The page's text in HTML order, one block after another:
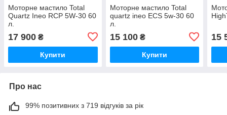
Моторне мастило Total
Quartz Ineo RCP 5W-30 60
л.
17 900 ₴
Купити
Моторне мастило Total
quartz ineo ECS 5w-30 60
л.
15 100₴
Купити
15
Про нас
99% позитивних з 719 відгуків за рік